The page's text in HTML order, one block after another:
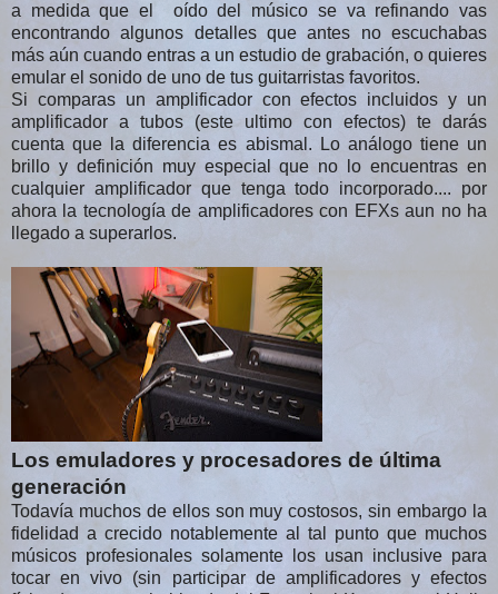
a medida que el oído del músico se va refinando vas
encontrando algunos detalles que antes no escuchabas
más aún cuando entras a un estudio de grabación, o quieres
emular el sonido de uno de tus guitarristas favoritos.
Si comparas un amplificador con efectos incluidos y un
amplificador a tubos (este ultimo con efectos) te darás
cuenta que la diferencia es abismal. Lo análogo tiene un
brillo y definición muy especial que no lo encuentras en
cualquier amplificador que tenga todo incorporado.... por
ahora la tecnología de amplificadores con EFXs aun no ha
llegado a superarlos.
Los emuladores y procesadores de última
generación
Todavía muchos de ellos son muy costosos, sin embargo la
fidelidad a crecido notablemente al tal punto que muchos
músicos profesionales solamente los usan inclusive para
tocar en vivo (sin participar de amplificadores y efectos